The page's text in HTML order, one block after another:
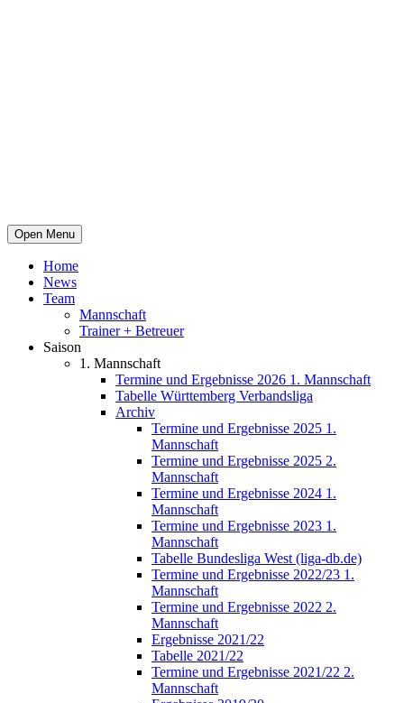
Open Menu
Home
News
Team
Mannschaft
Trainer + Betreuer
Saison
1. Mannschaft
Termine und Ergebnisse 2026 1. Mannschaft
Tabelle Württemberg Verbandsliga
Archiv
Termine und Ergebnisse 2025 1.
Mannschaft
Termine und Ergebnisse 2025 2.
Mannschaft
Termine und Ergebnisse 2024 1.
Mannschaft
Termine und Ergebnisse 2023 1.
Mannschaft
Tabelle Bundesliga West (liga-db.de)
Termine und Ergebnisse 2022/23 1.
Mannschaft
Termine und Ergebnisse 2022 2.
Mannschaft
Ergebnisse 2021/22
Tabelle 2021/22
Termine und Ergebnisse 2021/22 2.
Mannschaft